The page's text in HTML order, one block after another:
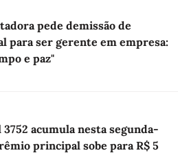
pede demissão de
para ser gerente em empresa:
e paz"
acumula nesta segunda-
principal sobe para R$ 5